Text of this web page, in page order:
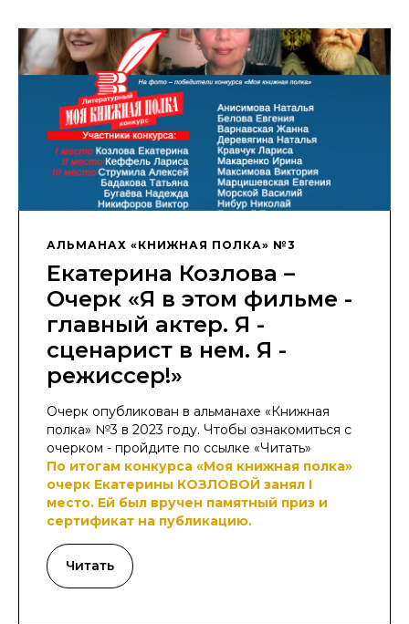
АЛЬМАНАХ «КНИЖНАЯ ПОЛКА» №3
Екатерина Козлова –
Очерк «Я в этом фильме -
главный актер. Я -
сценарист в нем. Я -
режиссер!»
Очерк опубликован в альманахе «Книжная
полка» №3 в 2023 году. Чтобы ознакомиться с
очерком - пройдите по ссылке «Читать»
По итогам конкурса «Моя книжная полка»
очерк Екатерины КОЗЛОВОЙ занял I
место. Ей был вручен памятный приз и
сертификат на публикацию.
Читать